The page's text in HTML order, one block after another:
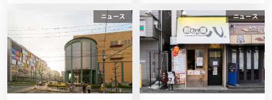
ニュース ニュース